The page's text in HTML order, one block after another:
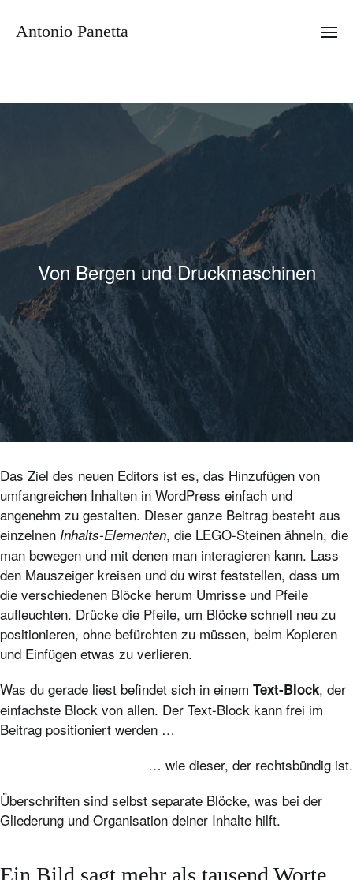
Antonio Panetta
Von Bergen und Druckmaschinen
Das Ziel des neuen Editors ist es, das Hinzufügen von
umfangreichen Inhalten in WordPress einfach und
angenehm zu gestalten. Dieser ganze Beitrag besteht aus
einzelnen Inhalts-Elementen, die LEGO-Steinen ähneln, die
man bewegen und mit denen man interagieren kann. Lass
den Mauszeiger kreisen und du wirst feststellen, dass um
die verschiedenen Blöcke herum Umrisse und Pfeile
aufleuchten. Drücke die Pfeile, um Blöcke schnell neu zu
positionieren, ohne befürchten zu müssen, beim Kopieren
und Einfügen etwas zu verlieren.
Was du gerade liest befindet sich in einem Text-Block, der
einfachste Block von allen. Der Text-Block kann frei im
Beitrag positioniert werden …
… wie dieser, der rechtsbündig ist.
Überschriften sind selbst separate Blöcke, was bei der
Gliederung und Organisation deiner Inhalte hilft.
Ein Bild sagt mehr als tausend Worte